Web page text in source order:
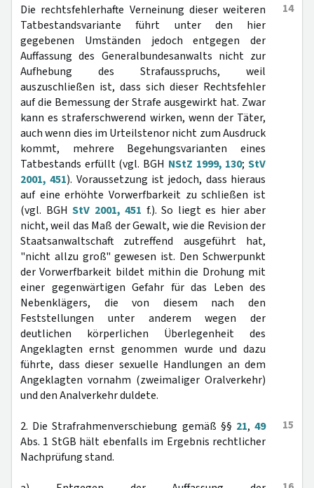
14
Die rechtsfehlerhafte Verneinung dieser weiteren
Tatbestandsvariante führt unter den hier
gegebenen Umständen jedoch entgegen der
Auffassung des Generalbundesanwalts nicht zur
Aufhebung des Strafausspruchs, weil
auszuschließen ist, dass sich dieser Rechtsfehler
auf die Bemessung der Strafe ausgewirkt hat. Zwar
kann es straferschwerend wirken, wenn der Täter,
auch wenn dies im Urteilstenor nicht zum Ausdruck
kommt, mehrere Begehungsvarianten eines
Tatbestands erfüllt (vgl. BGH NStZ 1999, 130;StV
2001, 451). Voraussetzung ist jedoch, dass hieraus
auf eine erhöhte Vorwerfbarkeit zu schließen ist
(vgl. BGH StV 2001, 451 f.). So liegt es hier aber
nicht, weil das Maß der Gewalt, wie die Revision der
Staatsanwaltschaft zutreffend ausgeführt hat,
"nicht allzu groß" gewesen ist. Den Schwerpunkt
der Vorwerfbarkeit bildet mithin die Drohung mit
einer gegenwärtigen Gefahr für das Leben des
Nebenklägers, die von diesem nach den
Feststellungen unter anderem wegen der
deutlichen körperlichen Überlegenheit des
Angeklagten ernst genommen wurde und dazu
führte, dass dieser sexuelle Handlungen an dem
Angeklagten vornahm (zweimaliger Oralverkehr)
und den Analverkehr duldete.
15
2. Die Strafrahmenverschiebung gemäß §§ 21,49
Abs. 1 StGB hält ebenfalls im Ergebnis rechtlicher
Nachprüfung stand.